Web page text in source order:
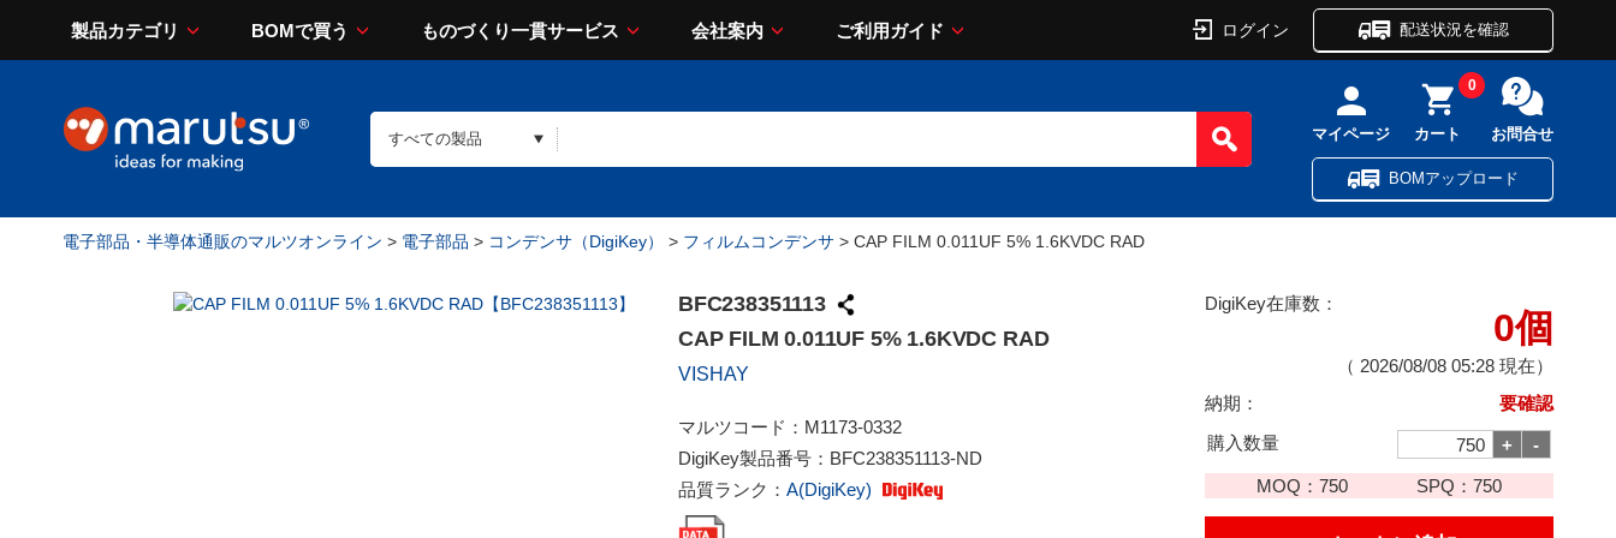
製品カテゴリ BOMで買う ものづくり一貫サービス 会社案内 ご利用ガイド ログイン 配送状況を確認
マイページ カート
0
お問合せ
BOMアップロード
電子部品・半導体通販のマルツオンライン > 電子部品 > コンデンサ（DigiKey） > フィルムコンデンサ > CAP FILM 0.011UF 5% 1.6KVDC RAD
BFC238351113
CAP FILM 0.011UF 5% 1.6KVDC RAD
VISHAY
マルツコード： M1173-0332
DigiKey製品番号： BFC238351113-ND
品質ランク： A(DigiKey)
DigiKey在庫数：
0個
（ 2026/08/08 05:28 現在）
納期：
要確認
購入数量
MOQ：750 SPQ： 750